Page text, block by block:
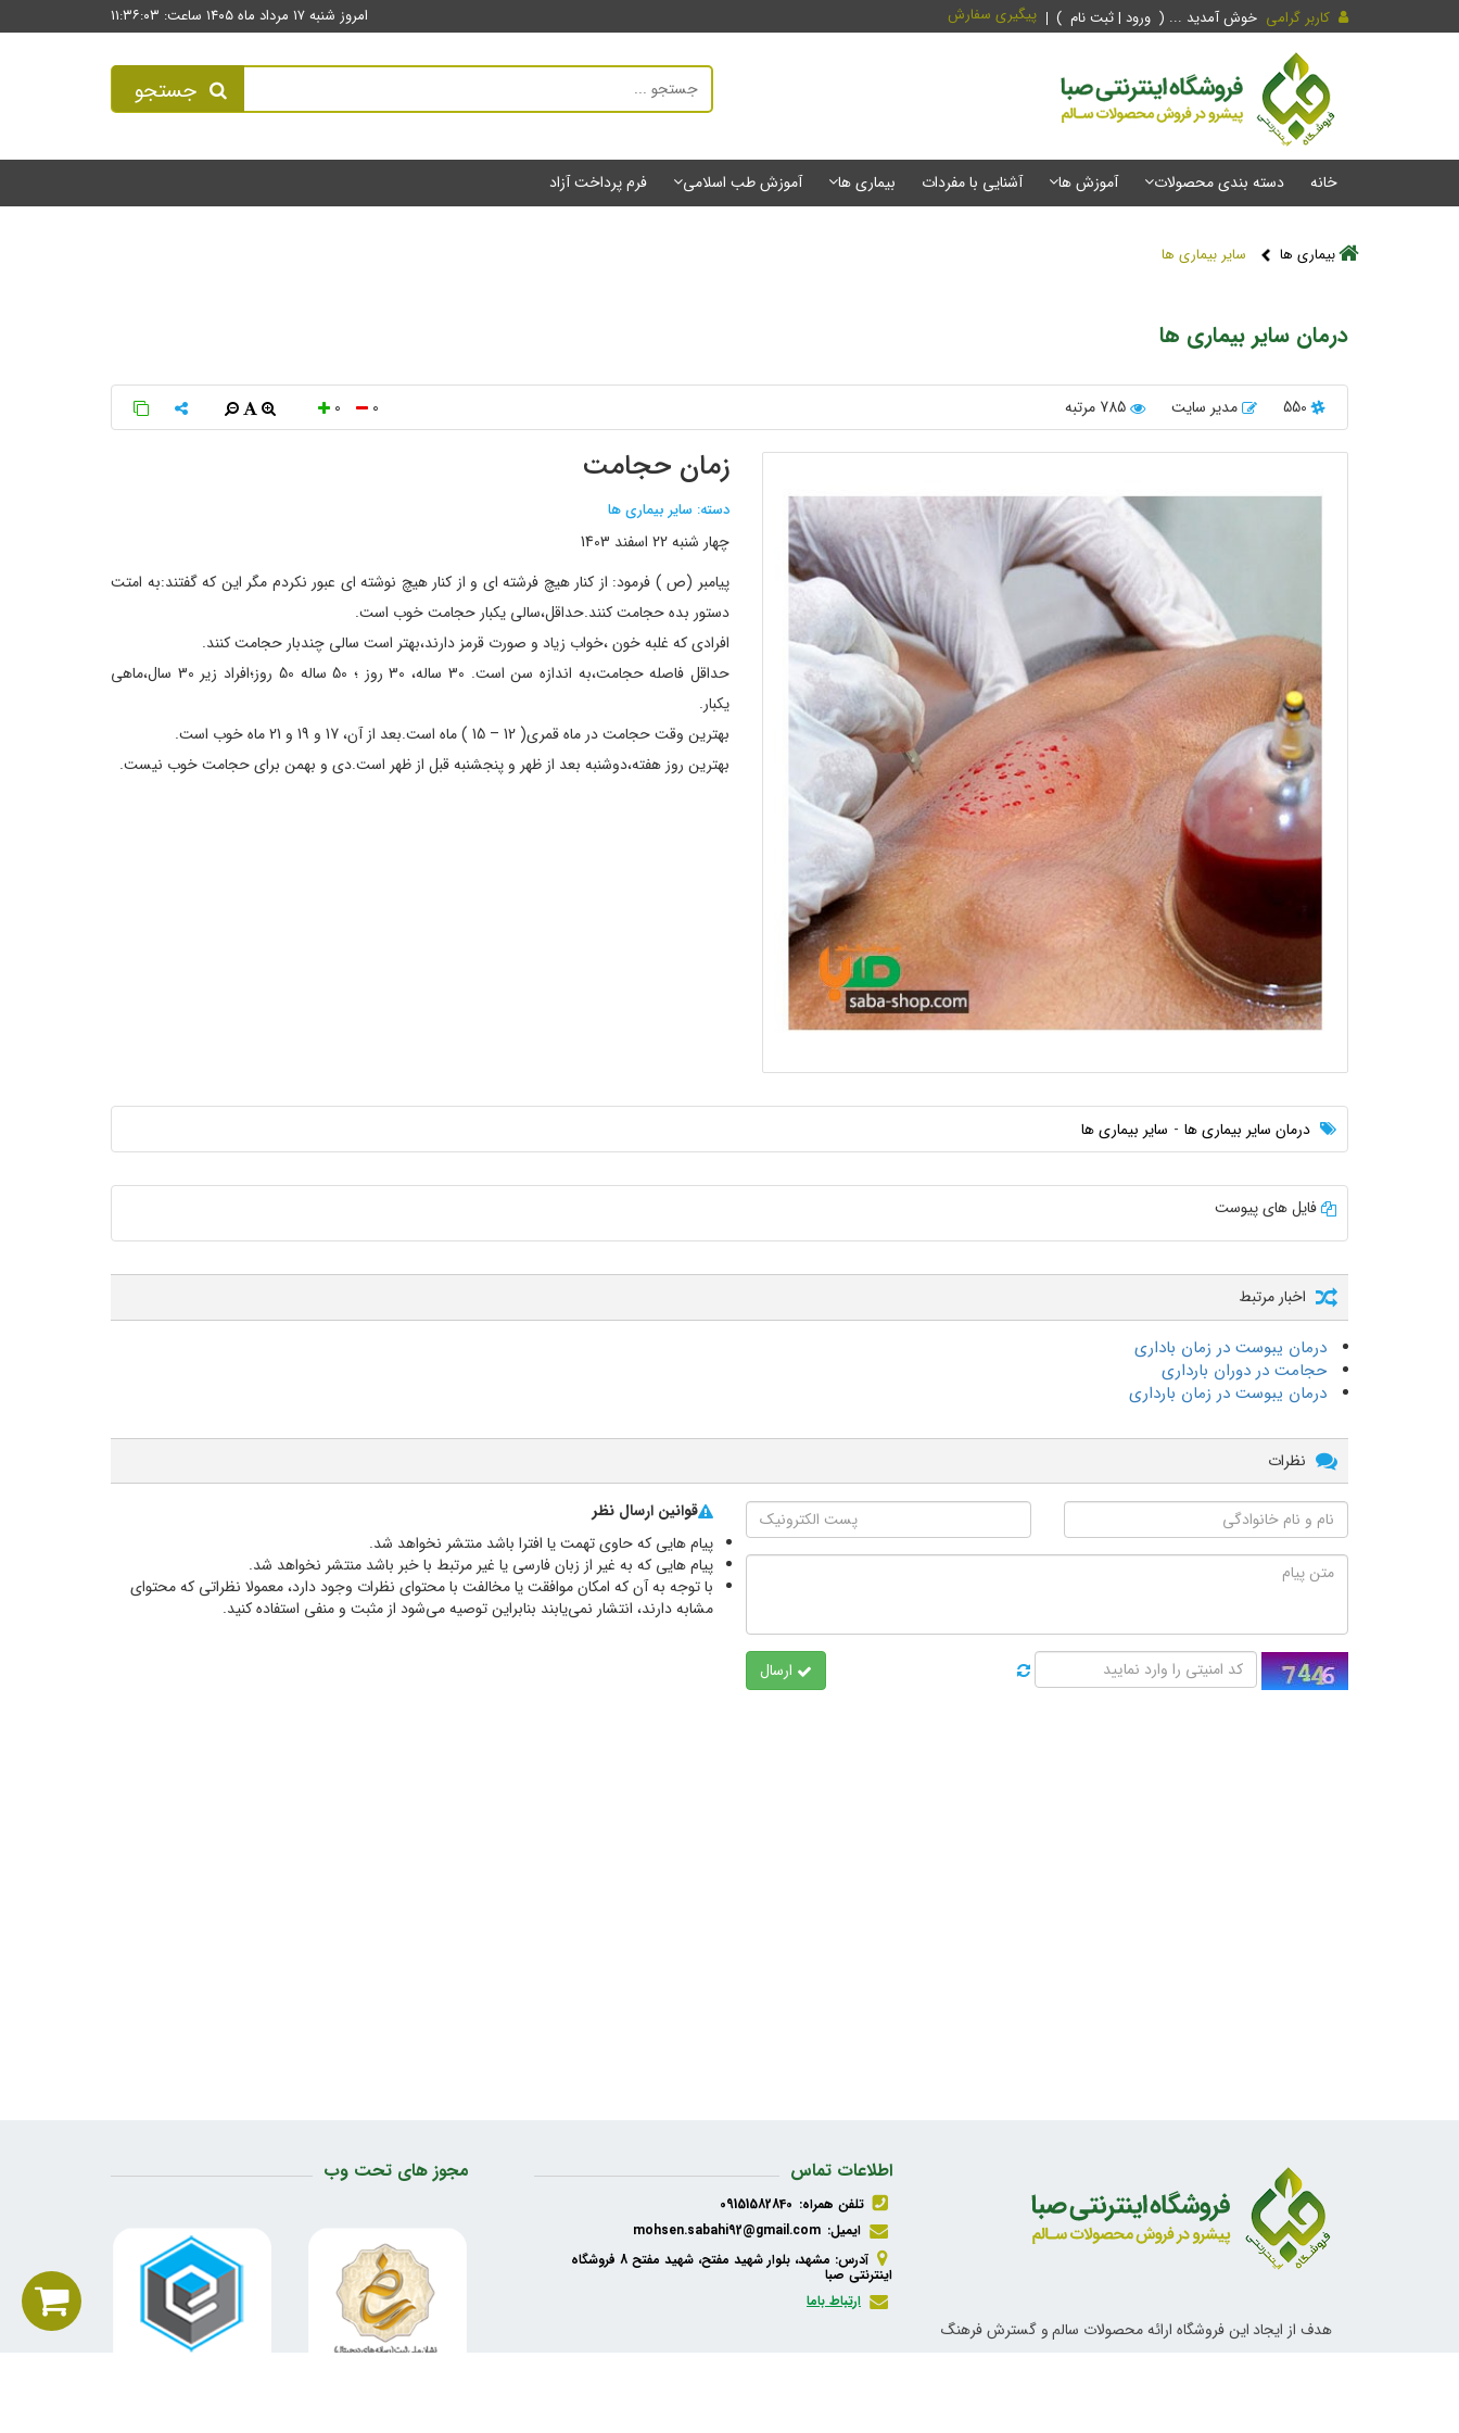
کاربر گرامی خوش آمدید ... ( ورود | ثبت نام ) پیگیری سفارش امروز شنبه ۱۷ مرداد ماه ۱۴۰۵ ساعت: ۱۱:۳۶:۰۳
جستجو
خانه دسته بندی محصولات آموزش ها آشنایی با مفردات بیماری ها آموزش طب اسلامی فرم پرداخت آزاد
بیماری ها سایر بیماری ها
درمان سایر بیماری ها
550 مدیر سایت 785 مرتبه 0
0
زمان حجامت
دسته: سایر بیماری ها
چهار شنبه 22 اسفند 1403
پیامبر (ص ) فرمود: از کنار هیچ فرشته ای و از کنار هیچ نوشته ای عبور نکردم مگر این که گفتند:به امتت
دستور بده حجامت کنند.حداقل،سالی یکبار حجامت خوب است.
افرادی که غلبه خون ،خواب زیاد و صورت قرمز دارند،بهتر است سالی چندبار حجامت کنند.
حداقل فاصله حجامت،به اندازه سن است. 30 ساله، 30 روز ؛ 50 ساله 50 روز؛افراد زیر 30 سال،ماهی
یکبار.
بهترین وقت حجامت در ماه قمری( 12 – 15 ) ماه است.بعد از آن، 17 و 19 و 21 ماه خوب است.
بهترین روز هفته،دوشنبه بعد از ظهر و پنجشنبه قبل از ظهر است.دی و بهمن برای حجامت خوب نیست.
درمان سایر بیماری ها سایر بیماری ها
فایل های پیوست
اخبار مرتبط
درمان یبوست در زمان باداری
حجامت در دوران بارداری
درمان یبوست در زمان بارداری
نظرات
ارسال
قوانین ارسال نظر
پیام هایی که حاوی تهمت یا افترا باشد منتشر نخواهد شد.
پیام هایی که به غیر از زبان فارسی یا غیر مرتبط با خبر باشد منتشر نخواهد شد.
با توجه به آن که امکان موافقت یا مخالفت با محتوای نظرات وجود دارد، معمولا نظراتی که محتوای
مشابه دارند، انتشار نمی‌یابند بنابراین توصيه مي‌شود از مثبت و منفی استفاده کنید.
مجوز های تحت وب اطلاعات تماس
تلفن همراه: 09151582840
ایمیل: mohsen.sabahi92@gmail.com
آدرس: مشهد، بلوار شهید مفتح، شهید مفتح 8 فروشگاه
اینترنتی صبا
ارتباط باما
هدف از ایجاد این فروشگاه ارائه محصولات سالم و گسترش فرهنگ